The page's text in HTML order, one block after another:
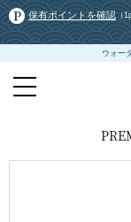
保有ポイントを確認 （
ウォー